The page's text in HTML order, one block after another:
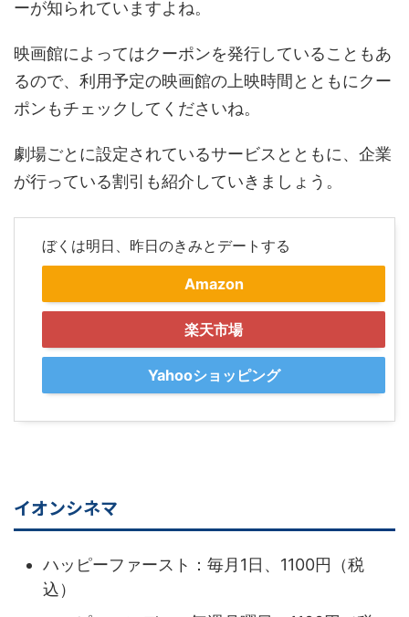
ーが知られていますよね。
映画館によってはクーポンを発行していることもあ
るので、利用予定の映画館の上映時間とともにクー
ポンもチェックしてくださいね。
劇場ごとに設定されているサービスとともに、企業
が行っている割引も紹介していきましょう。
ぼくは明日、昨日のきみとデートする
Amazon
楽天市場
Yahooショッピング
イオンシネマ
ハッピーファースト：毎月1日、1100円（税
込）